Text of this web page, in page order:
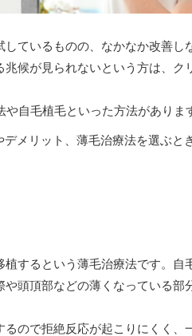
ているものの、なかなか改善し
候が見られないという方は、ク
自毛植毛といった方法がありま
メリット、薄毛治療法を選ぶと
するという薄毛治療法です。自
頭頂部などの薄くなっている部
ので拒絶反応が起こりにくく、